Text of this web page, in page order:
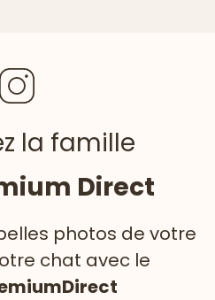
la famille
Direct
photos de votre
chat avec le